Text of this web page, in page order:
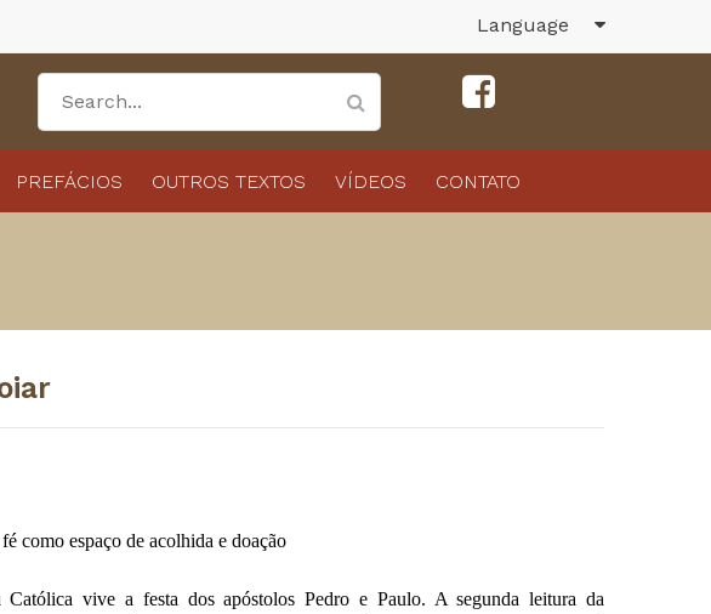
Language
PREFÁCIOS OUTROS TEXTOS VÍDEOS CONTATO
como espaço de acolhida e doação
vive a festa dos apóstolos Pedro e Paulo. A segunda leitura da